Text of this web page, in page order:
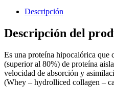
Descripción
Descripción del
Es una proteína hipocalórica que
(superior al 80%) de proteína
velocidad de absorción y
(Whey – hydrolliced collagen –